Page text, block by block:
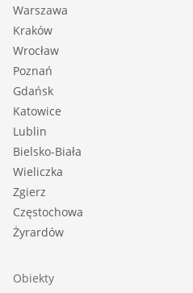
Warszawa
Kraków
Wrocław
Poznań
Gdańsk
Katowice
Lublin
Bielsko-Biała
Wieliczka
Zgierz
Częstochowa
Żyrardów
Obiekty